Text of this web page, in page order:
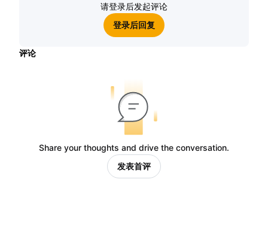
请登录后发起评论
登录后回复
评论
Share your thoughts and drive the conversation.
发表首评